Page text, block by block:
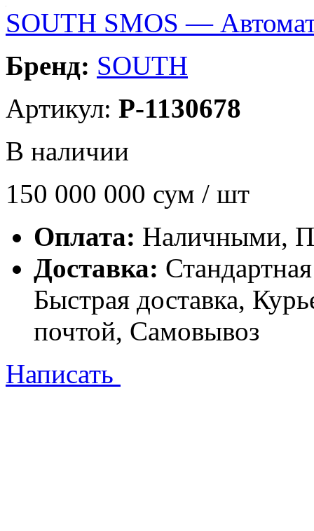
SOUTH SMOS —
Бренд: SOUTH
Артикул: P-1130678
В наличии
150 000 000 сум / шт
Оплата: Наличными,
Доставка:
Быстрая доставка,
почтой, Самовывоз
Написать